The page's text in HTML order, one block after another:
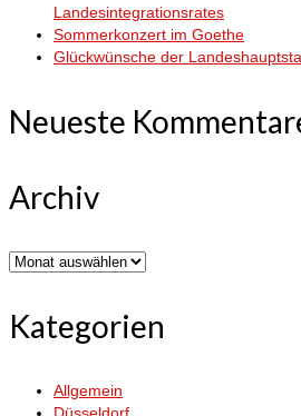
Landesintegrationsrates
Sommerkonzert im Goethe
Glückwünsche der
Neueste
Archiv
Archiv
Kategorien
Allgemein